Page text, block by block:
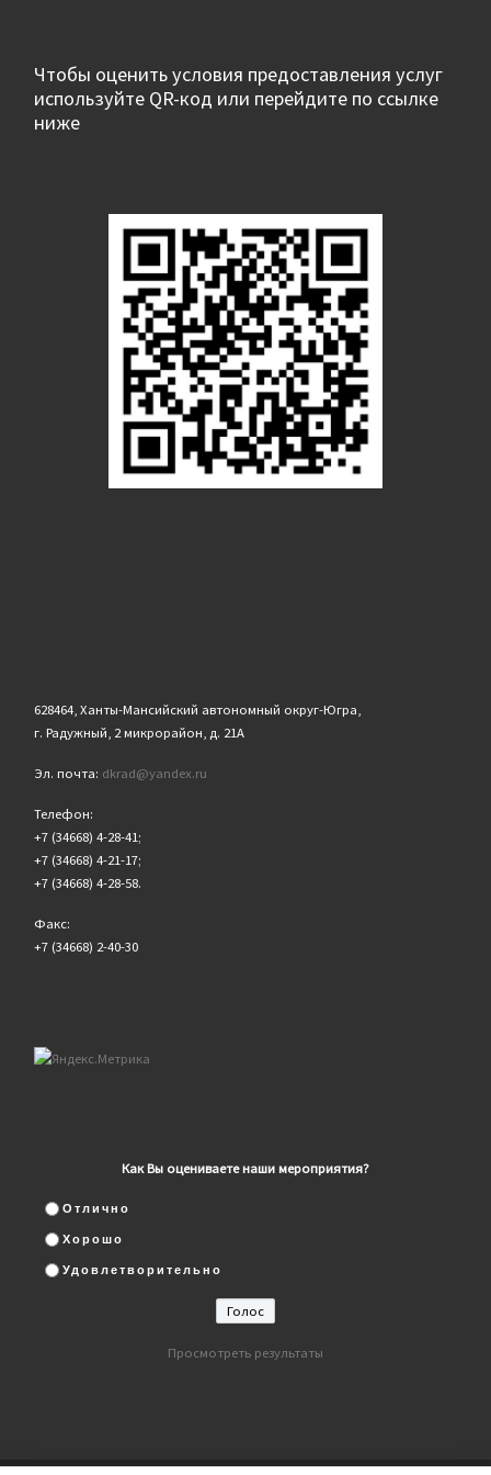
Чтобы оценить условия предоставления услуг
используйте QR-код или перейдите по ссылке
ниже
628464, Ханты-Мансийский автономный округ-Югра,
г. Радужный, 2 микрорайон, д. 21А
Эл. почта: dkrad@yandex.ru
Телефон:
+7 (34668) 4-28-41;
+7 (34668) 4-21-17;
+7 (34668) 4-28-58.
Факс:
+7 (34668) 2-40-30
Как Вы оцениваете наши мероприятия?
Отлично
Хорошо
Удовлетворительно
Просмотреть результаты